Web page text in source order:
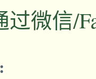
微信/